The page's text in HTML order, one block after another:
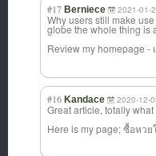
#17 Berniece 2021-01-
Why users still make
globe the whole thing is
Review my homepage -
#16 Kandace 2020-12-
Great article, totally
Here is my page; ซื้อหวย